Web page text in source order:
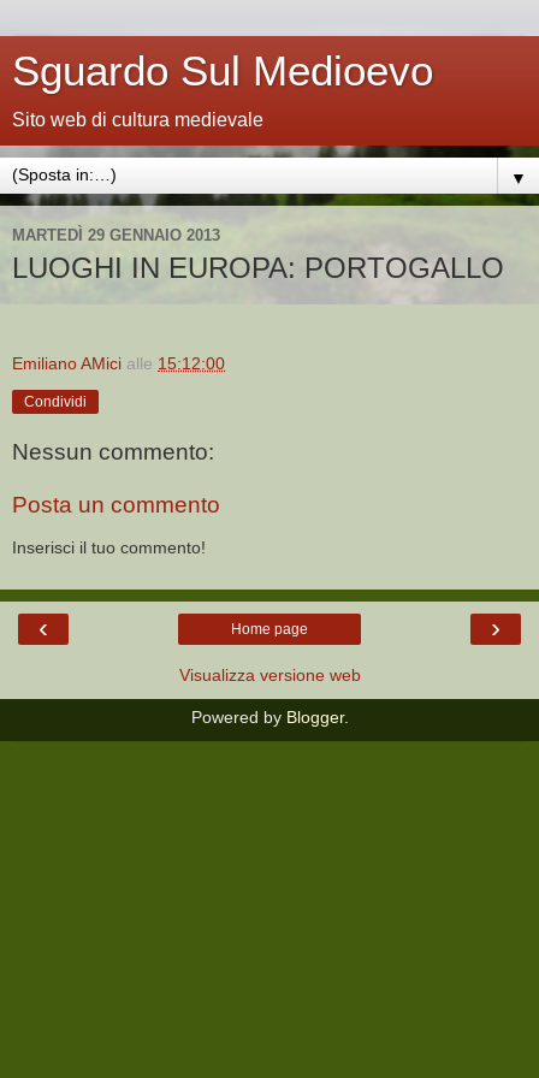
Sguardo Sul Medioevo
Sito web di cultura medievale
▼
MARTEDÌ 29 GENNAIO 2013
LUOGHI IN EUROPA: PORTOGALLO
Emiliano AMici alle 15:12:00
Condividi
Nessun commento:
Posta un commento
Inserisci il tuo commento!
‹ ›
Home page
Visualizza versione web
Powered by Blogger.